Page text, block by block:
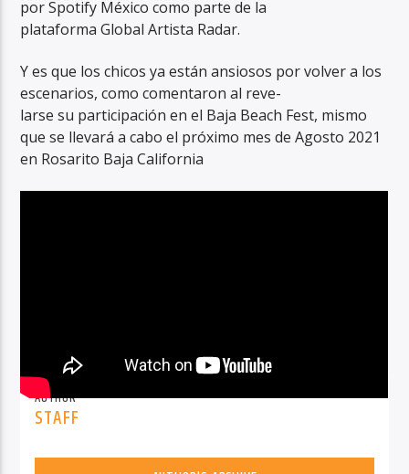
por Spotify México como parte de la
plataforma Global Artista Radar.
Y es que los chicos ya están ansiosos por volver a los
escenarios, como comentaron al reve-
larse su participación en el Baja Beach Fest, mismo
que se llevará a cabo el próximo mes de Agosto 2021
en Rosarito Baja California
AUTHOR
STAFF